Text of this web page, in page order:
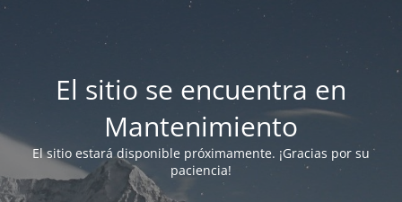
El sitio se encuentra en
Mantenimiento
El sitio estará disponible próximamente. ¡Gracias por su
paciencia!